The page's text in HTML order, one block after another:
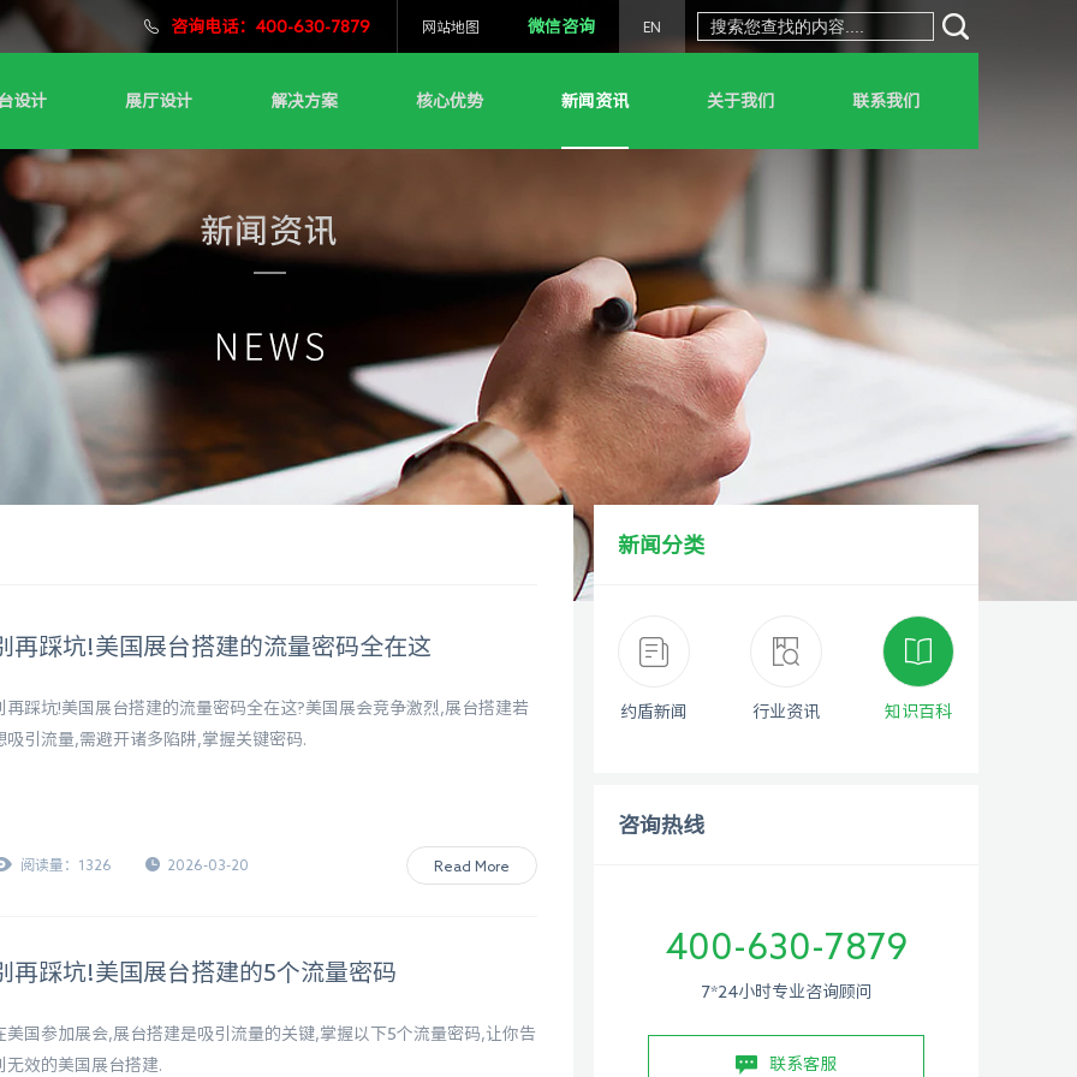
咨询电话：400-630-7879 网站地图 微信咨询 EN
设计 展厅设计 解决方案 核心优势 新闻资讯 关于我们 联系我们
再踩坑!美国展台搭建的流量密码全在这
再踩坑!美国展台搭建的流量密码全在这?美国展会竞争激烈,展台搭建若
吸引流量,需避开诸多陷阱,掌握关键密码.
阅读量：1326 2026-03-20 Read More
再踩坑!美国展台搭建的5个流量密码
美国参加展会,展台搭建是吸引流量的关键,掌握以下5个流量密码,让你告
无效的美国展台搭建.
新闻分类
约盾新闻 行业资讯 知识百科
咨询热线
400-630-7879
7*24小时专业咨询顾问
联系客服